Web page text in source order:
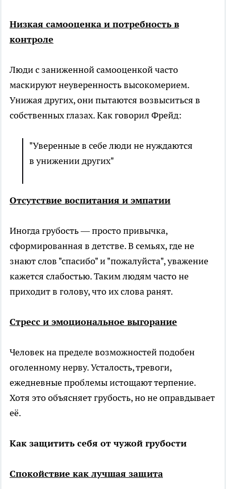
Низкая самооценка и потребность в
контроле
Люди с заниженной самооценкой часто
маскируют неуверенность высокомерием.
Унижая других, они пытаются возвыситься в
собственных глазах. Как говорил Фрейд:
"Уверенные в себе люди не нуждаются
в унижении других"
Отсутствие воспитания и эмпатии
Иногда грубость — просто привычка,
сформированная в детстве. В семьях, где не
знают слов "спасибо" и "пожалуйста", уважение
кажется слабостью. Таким людям часто не
приходит в голову, что их слова ранят.
Стресс и эмоциональное выгорание
Человек на пределе возможностей подобен
оголенному нерву. Усталость, тревоги,
ежедневные проблемы истощают терпение.
Хотя это объясняет грубость, но не оправдывает
её.
Как защитить себя от чужой грубости
Спокойствие как лучшая защита